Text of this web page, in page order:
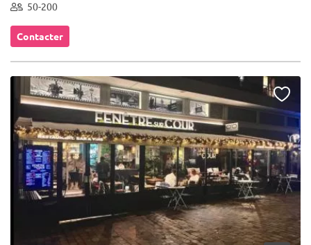
50-200
Contacter